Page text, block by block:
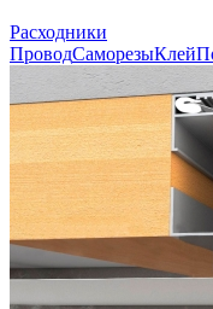
Расходники
ПроводСаморезыКлей